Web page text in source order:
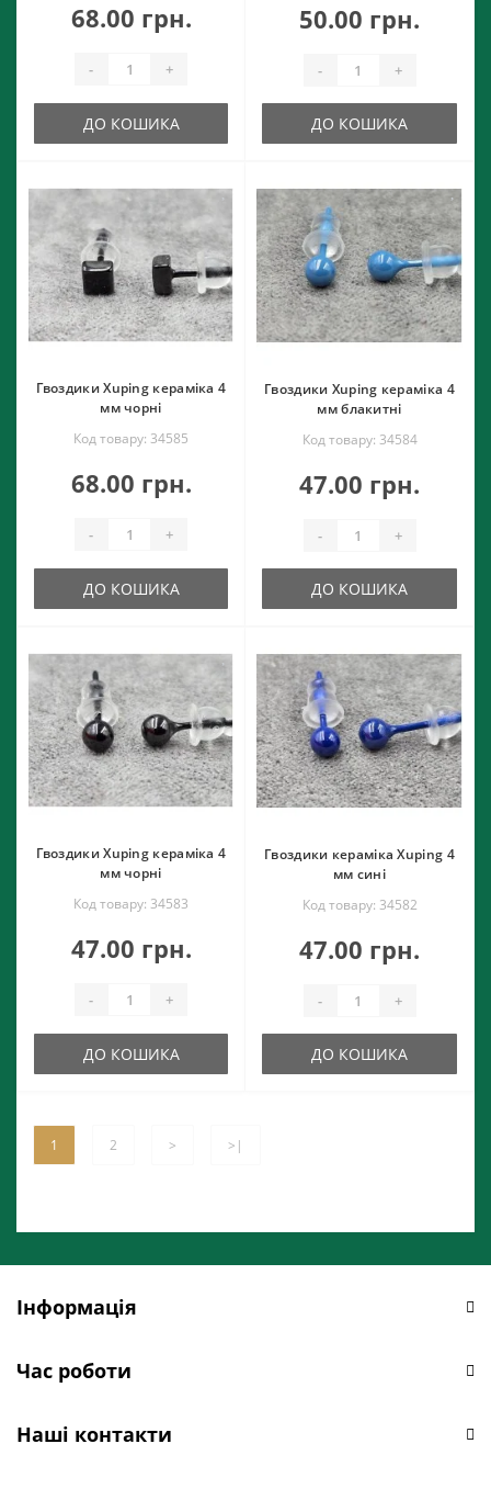
68.00 грн.
- +
ДО КОШИКА
50.00 грн.
- +
ДО КОШИКА
Гвоздики Xuping кераміка 4
мм чорні
Код товару: 34585
68.00 грн.
- +
ДО КОШИКА
Гвоздики Xuping кераміка 4
мм блакитні
Код товару: 34584
47.00 грн.
- +
ДО КОШИКА
Гвоздики Xuping кераміка 4
мм чорні
Код товару: 34583
47.00 грн.
- +
ДО КОШИКА
Гвоздики кераміка Xuping 4
мм сині
Код товару: 34582
47.00 грн.
- +
ДО КОШИКА
1 2 > >|
Інформація
Час роботи
Наші контакти